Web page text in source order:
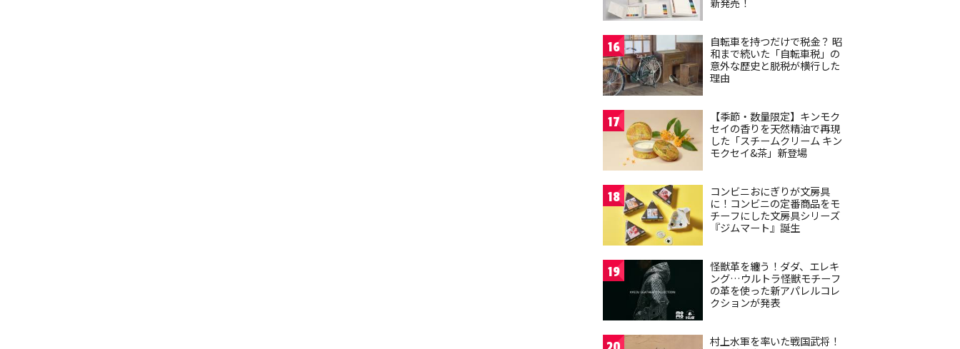
16
自転車を持つだけで税金？ 昭
和まで続いた「自転車税」の
意外な歴史と脱税が横行した
理由
17
【季節・数量限定】キンモク
セイの香りを天然精油で再現
した「スチームクリーム キン
モクセイ&茶」新登場
18
コンビニおにぎりが文房具
に！コンビニの定番商品をモ
チーフにした文房具シリーズ
『ジムマート』誕生
19
怪獣革を纏う！ダダ、エレキ
ング…ウルトラ怪獣モチーフ
の革を使った新アパレルコレ
クションが発表
村上水軍を率いた戦国武将！